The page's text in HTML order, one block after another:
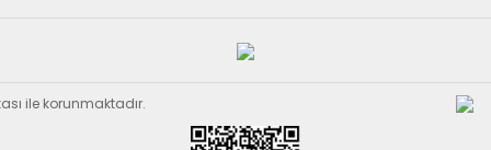
ile korunmaktadır.